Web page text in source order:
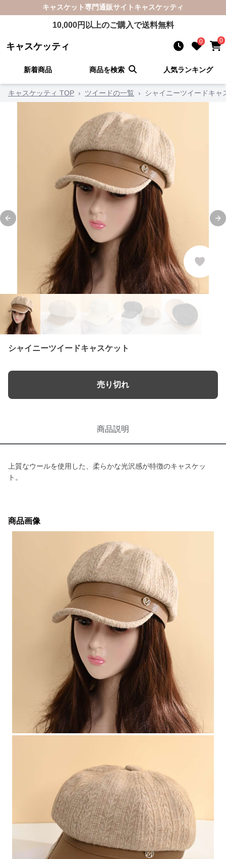
キャスケット専門通販サイト キャスケッティ
10,000円以上のご購入で送料無料
キャスケッティ 0 0
新着商品 商品を検索 人気ランキング
キャスケッティ TOP › ツイードの一覧 › シャイニーツイードキャ
Previous slide
シャイニーツイードキャスケット
売り切れ
商品説明
上質なウールを使用した、柔らかな光沢感が特徴のキャスケッ
ト。
商品画像